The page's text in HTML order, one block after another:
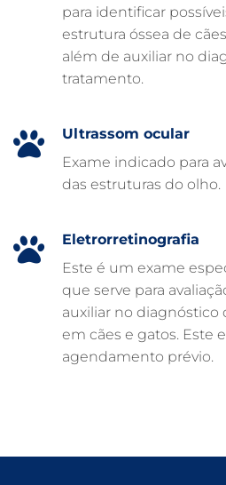
EMERGÊNCIA PARA PETS
CUIDADOS INTENSIVOS EM ANIMAIS
CLÍNICA VETERINÁRIA ARCA
CLÍNICA VETERINÁRIA 24 HORAS
ATENDIMENTO VETERINÁRIO
para identificar
estrutura óssea de
além de auxiliar no
tratamento.
Ultrassom ocular
Exame indicado para
das estruturas do olho.
Eletrorretinografia
Este é um exame
que serve para
auxiliar no diagnóstico
em cães e gatos. Este
agendamento prévio.